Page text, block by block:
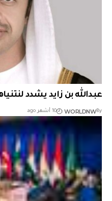
عبدالله بن زايد يشدد
By
WORLDNW 10 أشهر ago